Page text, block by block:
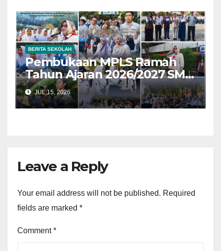
BERITA SEKOLAH
Pembukaan MPLS Ramah
Tahun Ajaran 2026/2027 SMK
Negeri 1 Cimahi: Wujudkan
Generasi Maung yang
Berkarakter Pancawaluya
JUL 15, 2026
Leave a Reply
Your email address will not be published. Required
fields are marked *
Comment*